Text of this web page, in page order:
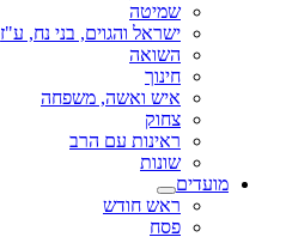
שמיטה
ישראל והגוים, בני נח, ע"ז
השואה
חינוך
איש ואשה, משפחה
צחוק
ראינות עם הרב
שונות
מועדים
ראש חודש
פסח